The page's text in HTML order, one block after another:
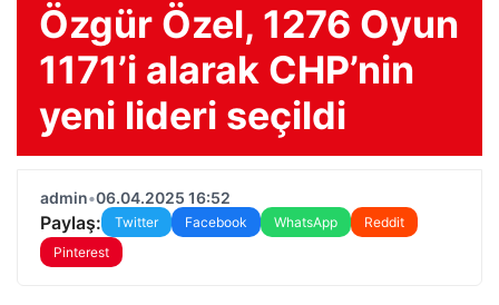
Özgür Özel, 1276 Oyun
1171’i alarak CHP’nin
yeni lideri seçildi
admin•06.04.2025 16:52
Paylaş: Twitter Facebook WhatsApp
Reddit
Pinterest